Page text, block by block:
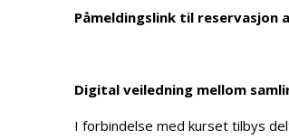
Påmeldingslink til
Digital veiledning mellom
I forbindelse med kurset tilbys